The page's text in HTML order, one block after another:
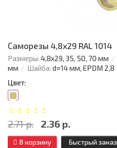
Саморезы 4,8х29 RAL 1014
Размеры: 4,8х29, 35, 50, 70 мм
мм
Шайба: d=14 мм, EPDM 2,8
Цвет:
2.71 р. 2.36 р.
В корзину Быстрый заказ